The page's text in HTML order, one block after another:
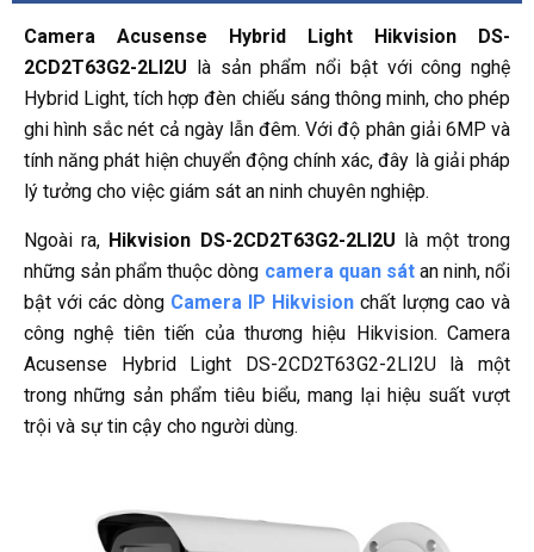
Camera Acusense Hybrid Light Hikvision DS-
2CD2T63G2-2LI2U là sản phẩm nổi bật với công nghệ
Hybrid Light, tích hợp đèn chiếu sáng thông minh, cho phép
ghi hình sắc nét cả ngày lẫn đêm. Với độ phân giải 6MP và
tính năng phát hiện chuyển động chính xác, đây là giải pháp
lý tưởng cho việc giám sát an ninh chuyên nghiệp.
Ngoài ra, Hikvision DS-2CD2T63G2-2LI2U là một trong
những sản phẩm thuộc dòng camera quan sátan ninh, nổi
bật với các dòng Camera IP Hikvision chất lượng cao và
công nghệ tiên tiến của thương hiệu Hikvision. Camera
Acusense Hybrid Light DS-2CD2T63G2-2LI2U là một
trong những sản phẩm tiêu biểu, mang lại hiệu suất vượt
trội và sự tin cậy cho người dùng.